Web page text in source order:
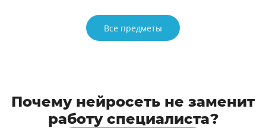
Все предметы
Почему нейросеть не заменит
работу специалиста?